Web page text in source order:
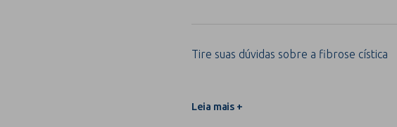
Tire suas dúvidas sobre a fibrose cística
Leia mais +